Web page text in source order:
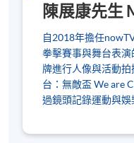
陳展康先生
自2018年擔任
拳擊賽事與舞台表
牌進行人像與活動
台：無敵盃 We are
過鏡頭記錄運動與娛